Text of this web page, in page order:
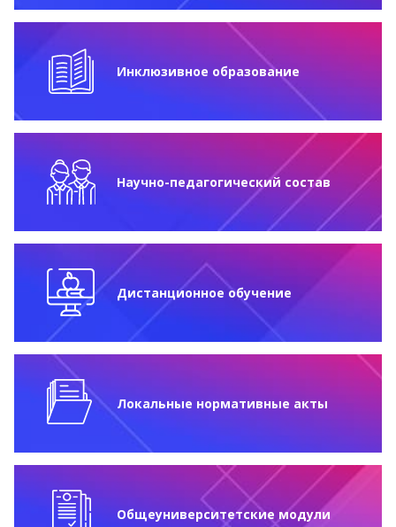
Инклюзивное образование
Научно-педагогический состав
Дистанционное обучение
Локальные нормативные акты
Общеуниверситетские модули